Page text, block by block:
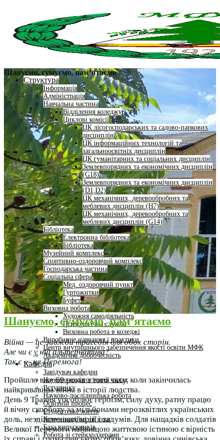
Структура
Інформація
Адміністрація
Навчальна частина
Відділення коледжу
Циклові комісії
ЦК лісогосподарських та садово-паркових
дисциплін
ЦК інформаційних технологій та
загальноосвітніх дисциплін
ЦК гуманітарних та соціальних дисциплін
Землевпорядних та економічних дисциплін
(G18)
Землевпорядних та економічних дисциплін
(D1,D2)
ЦК механічних, деревообробних та
меблевих дисциплін (H7)
ЦК механічних, деревообробних та
меблевих дисциплін (G14)
Бібліотека
Електронна бібліотека
Бібліотека
Музейний комплекс
Спортивно-оздоровчий комплекс
Господарська частина
Соціальна сфера
Мед. оздоровчий пункт
Гуртожитки
Буфет
Виховна робота
Художня самодіяльність
Психологічна служба
Виховна робота в коледжі
Виробниче навчання і практики
Центр внутрішнього забезпечення якості освіти МФК
Академічна доброчесність
Кафедра
Завідувач кафедри
Науково-педагогічний склад
Вступнику
Науково-дослідницька робота
Освітній процес
Студентське життя
Комунікаційні зв’язки
База випускників
Робота зі стейкхолдерами
Шануємо, сумуємо, пам’ятаємо
Шануємо, сумуємо, пам’ятаємо
Війна — це завжди трагедія для обох сторін.
Але чи є у ній альтернатива?
Так є — це Перемога!
Пройшло вже 69 років з того часу, коли закінчилась
найкривавіша війна в історії людства.
День 9 Травня уособлює героїзм, силу духу, ратну працю
й вічну скорботу за мільйонами нерозквітлих українських
доль, нездійсненних мрій і задумів. Для нащадків солдатів
Великої Перемоги найвищою життєвою істиною є вірність